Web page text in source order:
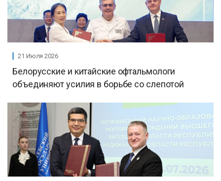
21 Июля 2026
Белорусские и китайские офтальмологи
объединяют усилия в борьбе со слепотой